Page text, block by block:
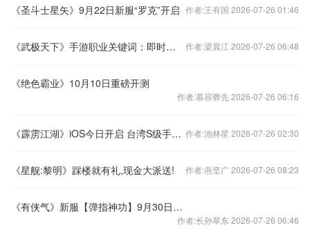
《圣斗士星矢》9月22日新服“罗克”开启 作者:王有国 2026-07-26 01:46
《武极天下》手游职业关键词：即时操作、技能组合 作者:梁晨江 2026-07-26 06:48
《绝色霸业》10月10日重磅开测
作者:慕容骅先 2026-07-26 06:16
《霹雳江湖》iOS今日开启 台湾S级手游回归 作者:池林星 2026-07-26 02:30
《星舰:黎明》踩楼就有礼,现金大派送! 作者:燕坚广 2026-07-26 08:23
《有侠气》新服【弹指神功】9月30日开启
作者:长孙翠东 2026-07-26 06:46